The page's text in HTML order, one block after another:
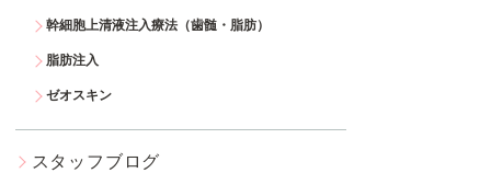
幹細胞上清液注入療法（歯髄・脂肪）
脂肪注入
ゼオスキン
スタッフブログ